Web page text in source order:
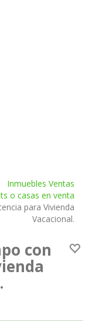
Inmuebles Ventas
o casas en venta
para Vivienda
Vacacional.
con